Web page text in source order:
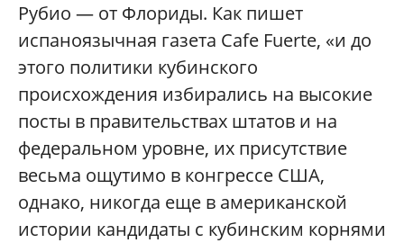
Рубио — от Флориды. Как пишет
испаноязычная газета Cafe Fuerte, «и до
этого политики кубинского
происхождения избирались на высокие
посты в правительствах штатов и на
федеральном уровне, их присутствие
весьма ощутимо в конгрессе США,
однако, никогда еще в американской
истории кандидаты с кубинским корнями